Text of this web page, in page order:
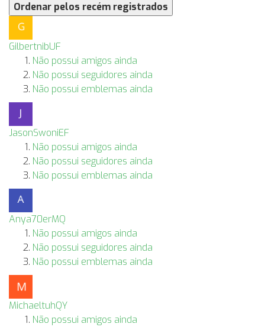
Ordenar pelos recém registrados
GilbertnibUF
Não possui amigos ainda
Não possui seguidores ainda
Não possui emblemas ainda
JasonSwoniEF
Não possui amigos ainda
Não possui seguidores ainda
Não possui emblemas ainda
Anya70erMQ
Não possui amigos ainda
Não possui seguidores ainda
Não possui emblemas ainda
MichaeltuhQY
Não possui amigos ainda